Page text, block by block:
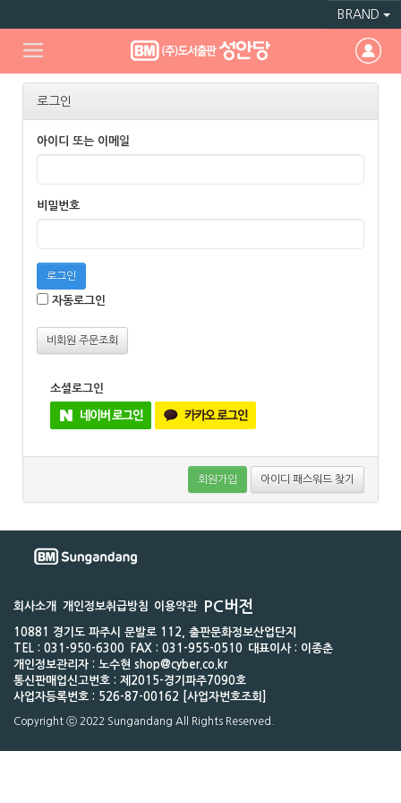
BRAND
로그인
아이디 또는 이메일
비밀번호
로그인
자동로그인
비회원 주문조회
소셜로그인
회원가입 아이디 패스워드 찾기
회사소개 개인정보취급방침 이용약관 PC버전
10881 경기도 파주시 문발로 112, 출판문화정보산업단지
TEL : 031-950-6300
FAX : 031-955-0510
대표이사 : 이종춘
개인정보관리자 : 노수현 shop@cyber.co.kr
통신판매업신고번호 : 제2015-경기파주7090호
사업자등록번호 : 526-87-00162 [사업자번호조회]
Copyright ⓒ 2022 Sungandang All Rights Reserved.